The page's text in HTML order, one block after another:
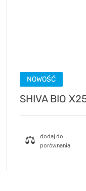
Kup bon
promocji z
BONY
PROMOCJE
KONTAKT
NOWOŚĆ
SHIVA BIO